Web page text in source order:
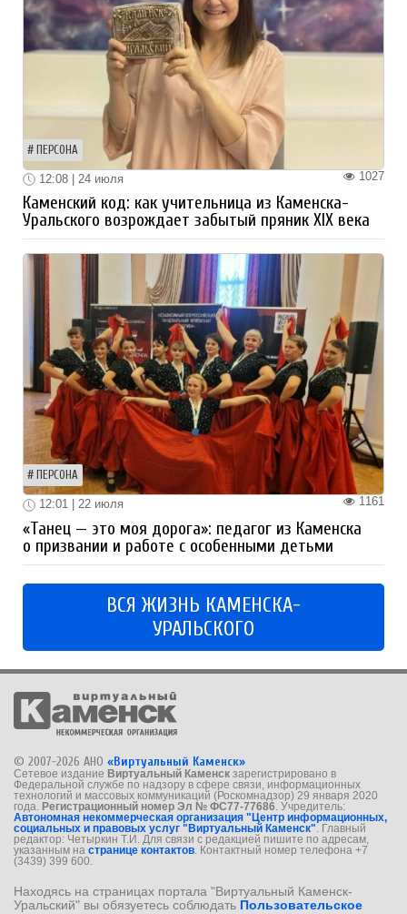
ПЕРСОНА
1027
12:08 | 24 июля
Каменский код: как учительница из Каменска-
Уральского возрождает забытый пряник XIX века
ПЕРСОНА
1161
12:01 | 22 июля
«Танец — это моя дорога»: педагог из Каменска
о призвании и работе с особенными детьми
ВСЯ ЖИЗНЬ КАМЕНСКА-
УРАЛЬСКОГО
© 2007-2026 АНО «Виртуальный Каменск»
Сетевое издание Виртуальный Каменск зарегистрировано в
Федеральной службе по надзору в сфере связи, информационных
технологий и массовых коммуникаций (Роскомнадзор) 29 января 2020
года. Регистрационный номер Эл № ФС77-77686 . Учредитель:
Автономная некоммерческая организация "Центр информационных,
социальных и правовых услуг "Виртуальный Каменск" . Главный
редактор: Четыркин Т.И. Для связи с редакцией пишите по адресам,
указанным на странице контактов . Контактный номер телефона +7
(3439) 399 600.
Находясь на страницах портала "Виртуальный Каменск-
Уральский" вы обязуетесь соблюдать Пользовательское